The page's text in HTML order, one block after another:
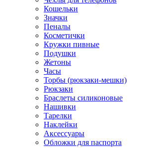
Кошельки
Значки
Пеналы
Косметички
Кружки пивные
Подушки
Жетоны
Часы
Торбы (рюкзаки-мешки)
Рюкзаки
Браслеты силиконовые
Нашивки
Тарелки
Наклейки
Аксессуары
Обложки для паспорта